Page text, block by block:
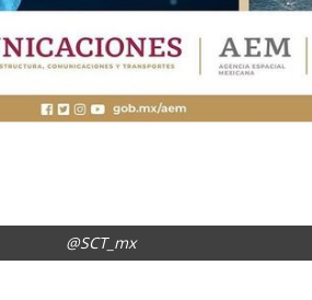
@SCT_mx